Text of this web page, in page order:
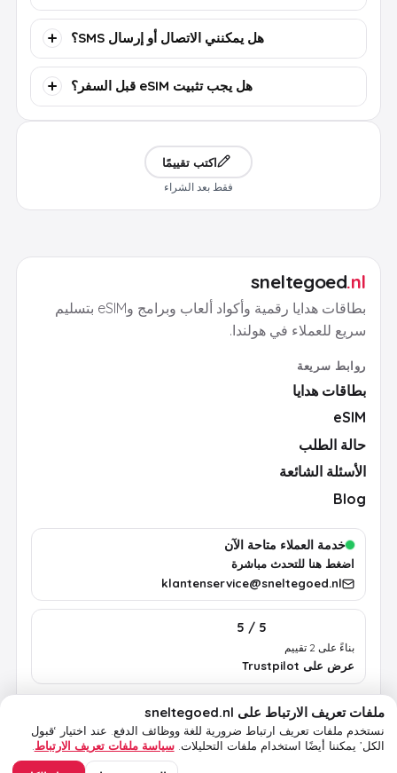
هل يمكنني الاتصال أو إرسال SMS؟
هل يجب تثبيت eSIM قبل السفر؟
اكتب تقييمًا
فقط بعد الشراء
sneltegoed.nl
بطاقات هدايا رقمية وأكواد ألعاب وبرامج وeSIM بتسليم
سريع للعملاء في هولندا.
روابط سريعة
بطاقات هدايا
eSIM
حالة الطلب
الأسئلة الشائعة
Blog
خدمة العملاء متاحة الآن
اضغط هنا للتحدث مباشرة
klantenservice@sneltegoed.nl
5 / 5
بناءً على 2 تقييم
عرض على Trustpilot
الشروطالخصوصيةسياسة ملفات تعريف الارتباطملفات تعريف الارتباط على sneltegoed.nl
نستخدم ملفات تعريف ارتباط ضرورية للغة ووظائف الدفع. عند اختيار ‘قبول
الكل’ يمكننا أيضًا استخدام ملفات التحليلات. سياسة ملفات تعريف الارتباط